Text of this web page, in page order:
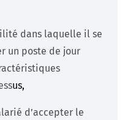
dans laquelle il se
un poste de jour
us,
d’accepter le